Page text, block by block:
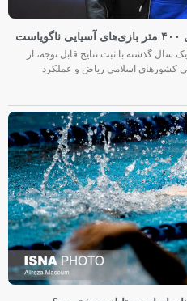
با ثبت نتایج قابل توجه، از
اسلامی ریاض و عملکرد